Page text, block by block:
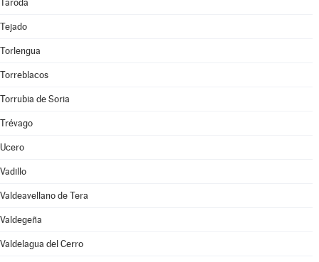
Taroda
Tejado
Torlengua
Torreblacos
Torrubia de Soria
Trévago
Ucero
Vadillo
Valdeavellano de Tera
Valdegeña
Valdelagua del Cerro